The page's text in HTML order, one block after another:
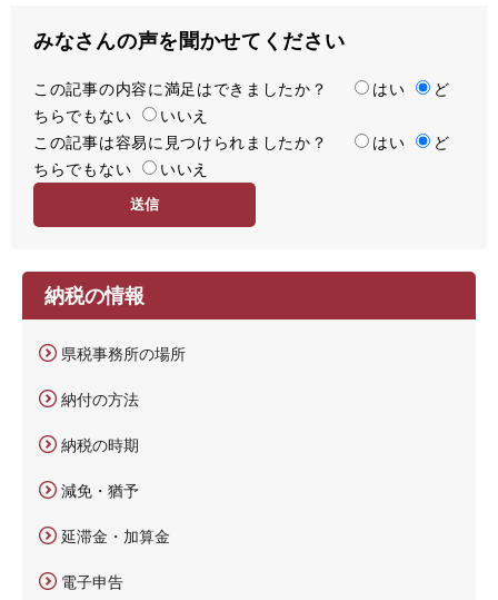
みなさんの声を聞かせてください
満
足
度
この記事の内容に満足はできましたか？ はい
ど
ちらでもない
いいえ
容
易
この記事は容易に見つけられましたか？ はい
ど
ちらでもない
いいえ
納税の情報
県税事務所の場所
納付の方法
納税の時期
減免・猶予
延滞金・加算金
電子申告